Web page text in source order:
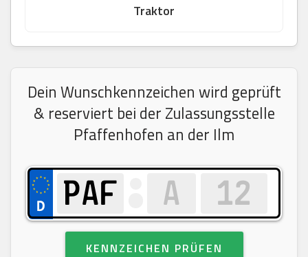
Traktor
Dein Wunschkennzeichen wird geprüft
& reserviert bei der Zulassungsstelle
Pfaffenhofen an der Ilm
KENNZEICHEN PRÜFEN